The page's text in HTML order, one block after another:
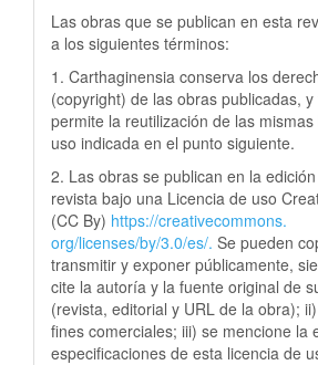
Las obras que se publican en esta
a los siguientes términos:
1. Carthaginensia conserva los
(copyright) de las obras publicadas,
permite la reutilización de las
uso indicada en el punto siguiente.
2. Las obras se publican en la
revista bajo una Licencia de uso
(CC By) https://creativecommons.
org/licenses/by/3.0/es/. Se pueden
transmitir y exponer públicamente,
cite la autoría y la fuente original de
(revista, editorial y URL de la obra);
fines comerciales; iii) se mencione la
especificaciones de esta licencia de